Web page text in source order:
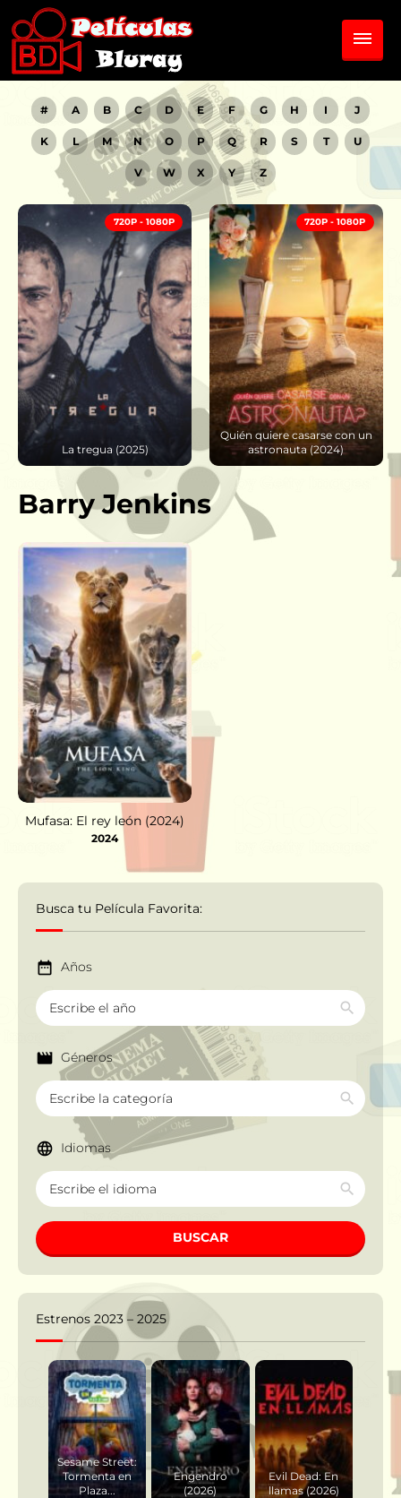
# A B C D E F G H I J
K L M N O P Q R S T U
V W X Y Z
720P - 1080P
Quién quiere casarse con un
astronauta (2024)
720P - 1080P
Angela – El Ángel de la
Muerte (2021)
Barry Jenkins
Mufasa: El rey león (2024)
2024
Busca tu Película Favorita:
Años
Géneros
Idiomas
BUSCAR
Estrenos 2023 – 2025
Sesame Street:
Tormenta en
Plaza...
Engendro
(2026)
Evil Dead: En
llamas (2026)